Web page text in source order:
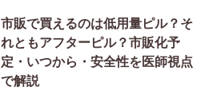
市販で買えるのは低用量ピル？そ
れともアフターピル？市販化予
定・いつから・安全性を医師視点
で解説